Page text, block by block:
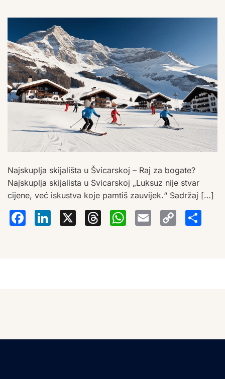
Najskuplja skijališta u Švicarskoj – Raj za bogate?
Najskuplja skijalista u Svicarskoj „Luksuz nije stvar
cijene, već iskustva koje pamtiš zauvijek.“ Sadržaj […]
Facebook
LinkedIn
X Threads
Email